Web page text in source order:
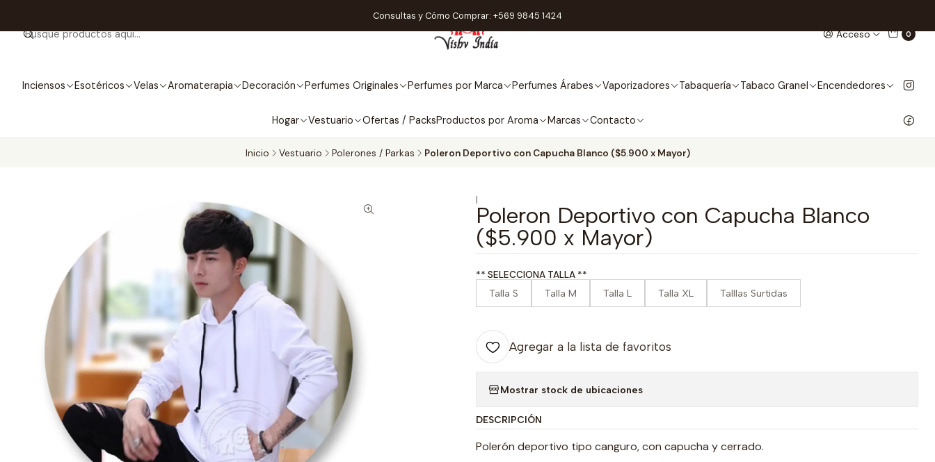
Acceso 0
Inciensos Esotéricos Velas Aromaterapia Decoración Perfumes Originales Perfumes por Marca Perfumes Árabes Vaporizadores Tabaquería Tabaco Granel Encendedores
Hogar Vestuario Ofertas / PacksProductos por Aroma Marcas Contacto
Consultas y Cómo Comprar: +569 9845 1424
Inicio Vestuario Polerones / Parkas Poleron Deportivo con Capucha Blanco ($5.900 x Mayor)
|
Poleron Deportivo con Capucha Blanco
($5.900 x Mayor)
** SELECCIONA TALLA **
Talla S Talla M Talla L Talla XL Talllas Surtidas
Agregar a la lista de favoritos
Mostrar stock de ubicaciones
DESCRIPCIÓN
Polerón deportivo tipo canguro, con capucha y cerrado.